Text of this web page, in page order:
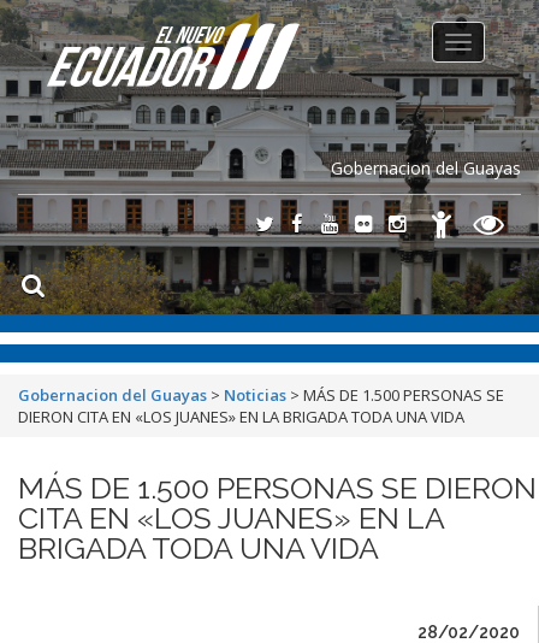
Gobernacion del Guayas
Toggle
navigation
Gobernacion del Guayas > Noticias > MÁS DE 1.500 PERSONAS SE
DIERON CITA EN «LOS JUANES» EN LA BRIGADA TODA UNA VIDA
MÁS DE 1.500 PERSONAS SE DIERON
CITA EN «LOS JUANES» EN LA
BRIGADA TODA UNA VIDA
28/02/2020